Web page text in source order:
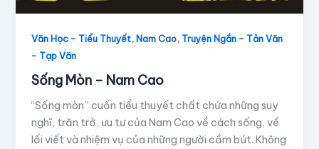
Văn Học - Tiểu Thuyết,Nam Cao, Truyện Ngắn - Tản Văn
- Tạp Văn
Sống Mòn – Nam Cao
“Sống mòn” cuốn tiểu thuyết chất chứa những suy
nghĩ, trăn trở, ưu tư của Nam Cao về cách sống, về
lối viết và nhiệm vụ của những người cầm bút. Không